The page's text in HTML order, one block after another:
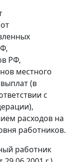
РФ,
местного
(в
с
расходов на
работников.
работник